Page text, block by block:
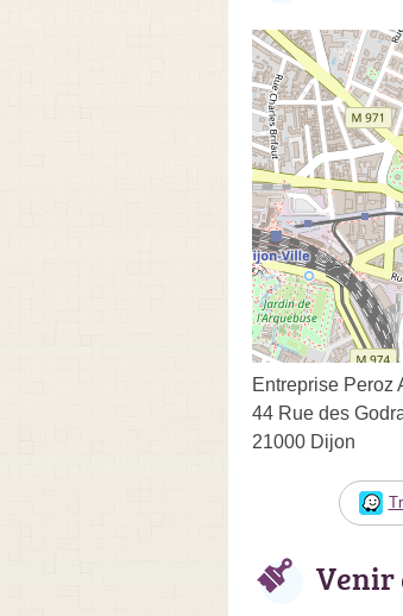
Entreprise Peroz
44 Rue des
21000 Dijon
Venir